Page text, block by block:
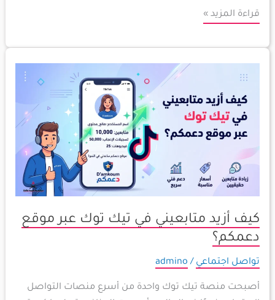
قراءة المزيد »
كيف أزيد متابعيني في تيك توك عبر موقع
دعمكم؟
تواصل اجتماعي /
admino
أصبحت منصة تيك توك واحدة من أسرع منصات التواصل
متابعيني
تيك
موقع